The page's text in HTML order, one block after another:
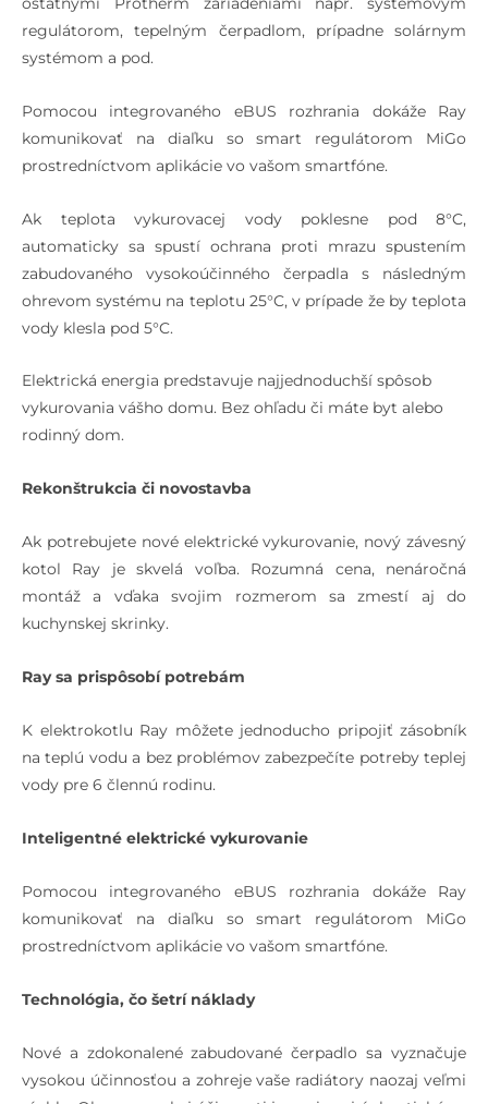
regulátorom, tepelným čerpadlom, prípadne solárnym
systémom a pod.
Pomocou integrovaného eBUS rozhrania dokáže Ray
komunikovať na diaľku so smart regulátorom MiGo
prostredníctvom aplikácie vo vašom smartfóne.
Ak teplota vykurovacej vody poklesne pod 8°C,
automaticky sa spustí ochrana proti mrazu spustením
zabudovaného vysokoúčinného čerpadla s následným
ohrevom systému na teplotu 25°C, v prípade že by teplota
vody klesla pod 5°C.
Elektrická energia predstavuje najjednoduchší spôsob
vykurovania vášho domu. Bez ohľadu či máte byt alebo
rodinný dom.
Rekonštrukcia či novostavba
Ak potrebujete nové elektrické vykurovanie, nový závesný
kotol Ray je skvelá voľba. Rozumná cena, nenáročná
montáž a vďaka svojim rozmerom sa zmestí aj do
kuchynskej skrinky.
Ray sa prispôsobí potrebám
K elektrokotlu Ray môžete jednoducho pripojiť zásobník
na teplú vodu a bez problémov zabezpečíte potreby teplej
vody pre 6 člennú rodinu.
Inteligentné elektrické vykurovanie
Pomocou integrovaného eBUS rozhrania dokáže Ray
komunikovať na diaľku so smart regulátorom MiGo
prostredníctvom aplikácie vo vašom smartfóne.
Technológia, čo šetrí náklady
Nové a zdokonalené zabudované čerpadlo sa vyznačuje
vysokou účinnosťou a zohreje vaše radiátory naozaj veľmi